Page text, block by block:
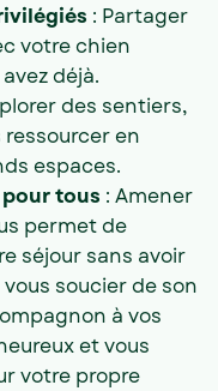
: Partager
votre chien
déjà.
des sentiers,
en
espaces.
tous : Amener
permet de
séjour sans avoir
soucier de son
à vos
et vous
votre propre